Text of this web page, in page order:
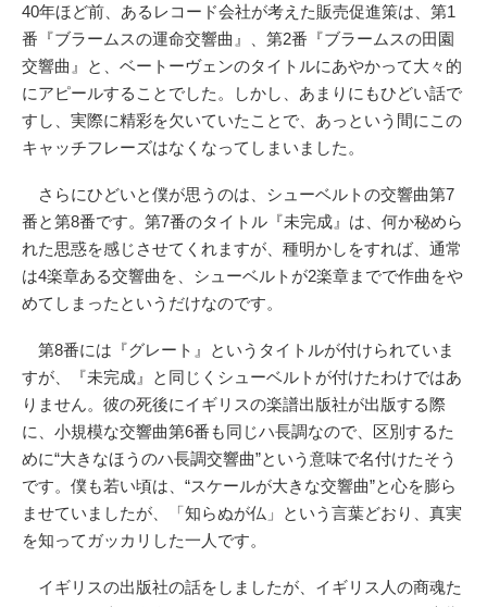
40年ほど前、あるレコード会社が考えた販売促進策は、第1
番『ブラームスの運命交響曲』、第2番『ブラームスの田園
交響曲』と、ベートーヴェンのタイトルにあやかって大々的
にアピールすることでした。しかし、あまりにもひどい話で
すし、実際に精彩を欠いていたことで、あっという間にこの
キャッチフレーズはなくなってしまいました。
さらにひどいと僕が思うのは、シューベルトの交響曲第7
番と第8番です。第7番のタイトル『未完成』は、何か秘めら
れた思惑を感じさせてくれますが、種明かしをすれば、通常
は4楽章ある交響曲を、シューベルトが2楽章までで作曲をや
めてしまったというだけなのです。
第8番には『グレート』というタイトルが付けられていま
すが、『未完成』と同じくシューベルトが付けたわけではあ
りません。彼の死後にイギリスの楽譜出版社が出版する際
に、小規模な交響曲第6番も同じハ長調なので、区別するた
めに“大きなほうのハ長調交響曲”という意味で名付けたそう
です。僕も若い頃は、“スケールが大きな交響曲”と心を膨ら
ませていましたが、「知らぬが仏」という言葉どおり、真実
を知ってガッカリした一人です。
イギリスの出版社の話をしましたが、イギリス人の商魂た